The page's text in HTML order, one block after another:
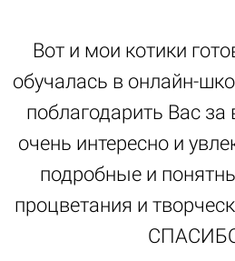
Вот и мои котики
обучалась в онлайн-
поблагодарить Вас
очень интересно и
подробные и
процветания и